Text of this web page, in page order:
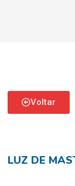
Voltar
LUZ DE